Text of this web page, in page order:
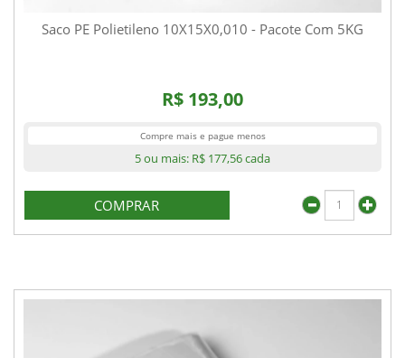
Saco PE Polietileno 10X15X0,010 - Pacote Com 5KG
R$ 193,00
Compre mais e pague menos
5 ou mais: R$ 177,56cada
COMPRAR